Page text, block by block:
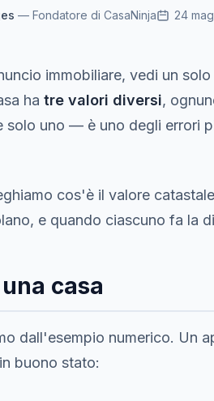
— Fondatore di CasaNinja 24
immobiliare, vedi un
ha tre valori diversi,
solo uno — è uno degli errori
cos'è il valore
e quando ciascuno fa la
casa
dall'esempio numerico. Un
buono stato: